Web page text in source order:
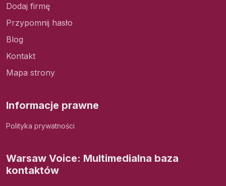
Dodaj firmę
Przypomnij hasło
Blog
Kontakt
Mapa strony
Informacje prawne
Polityka prywatności
Warsaw Voice: Multimedialna baza
kontaktów